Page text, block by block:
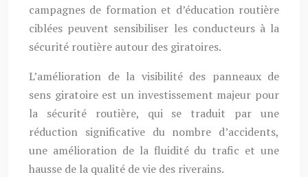
campagnes de formation et d’éducation routière
ciblées peuvent sensibiliser les conducteurs à la
sécurité routière autour des giratoires.
L’amélioration de la visibilité des panneaux de
sens giratoire est un investissement majeur pour
la sécurité routière, qui se traduit par une
réduction significative du nombre d’accidents,
une amélioration de la fluidité du trafic et une
hausse de la qualité de vie des riverains.